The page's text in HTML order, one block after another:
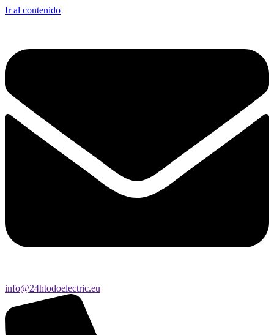
Ir al contenido
info@24htodoelectric.eu